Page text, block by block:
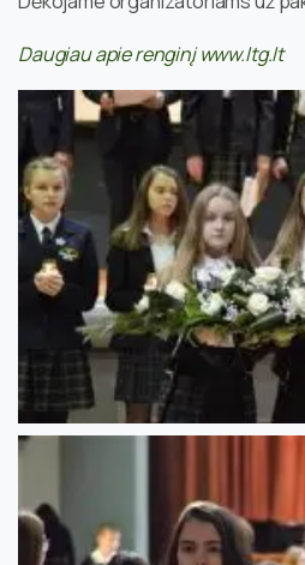
Daugiau apie renginį www.ltg.lt